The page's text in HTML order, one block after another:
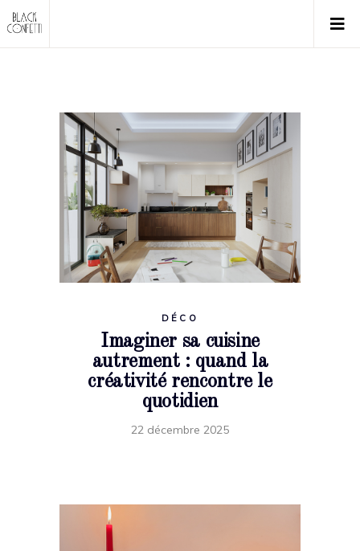
DÉCO
Imaginer sa cuisine
autrement : quand la
créativité rencontre le
quotidien
22 décembre 2025